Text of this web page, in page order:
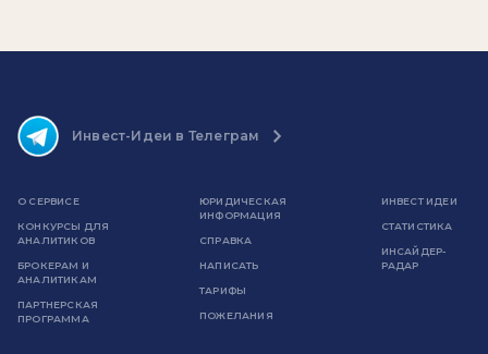
Инвест-Идеи в Телеграм
О СЕРВИСЕ
КОНКУРСЫ ДЛЯ
АНАЛИТИКОВ
БРОКЕРАМ И
АНАЛИТИКАМ
ПАРТНЕРСКАЯ
ПРОГРАММА
ЮРИДИЧЕСКАЯ
ИНФОРМАЦИЯ
СПРАВКА
НАПИСАТЬ
ТАРИФЫ
ПОЖЕЛАНИЯ
ИНВЕСТ ИДЕИ
СТАТИСТИКА
ИНСАЙДЕР-
РАДАР